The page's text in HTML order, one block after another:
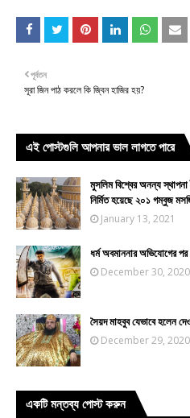
পূর্বতন
সূরা জিন পাঠ করলে কি জ্বিন হাজির হয়?
এই পোস্টগুলি আপনার ভাল লাগতে পারে
মুসলিম বিশ্বের অনন্য স্থাপনা
নির্মিত হয়েছে ২০১ গম্বুজ
January 13, 2021
ধর্ম অবমাননার অভিযোগের পর
December 30, 2020
সৈয়দ মাহবুব যেভাবে হলেন
December 29, 2020
একটি মন্তব্য পোস্ট করুন